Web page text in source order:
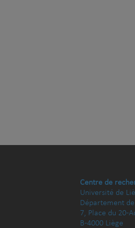
Centre de
Université de
Département
7, Place du 20-
B-4000 Liège